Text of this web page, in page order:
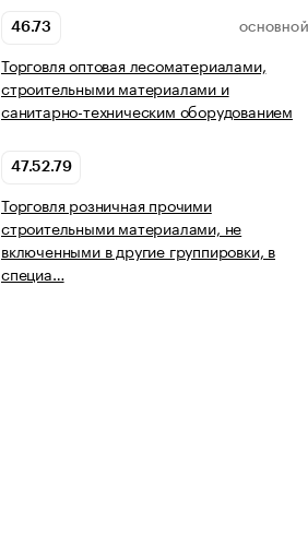
46.73 ОСНОВНОЙ
Торговля оптовая лесоматериалами,
строительными материалами и
санитарно-техническим оборудованием
47.52.79
Торговля розничная прочими
строительными материалами, не
включенными в другие группировки, в
специа…